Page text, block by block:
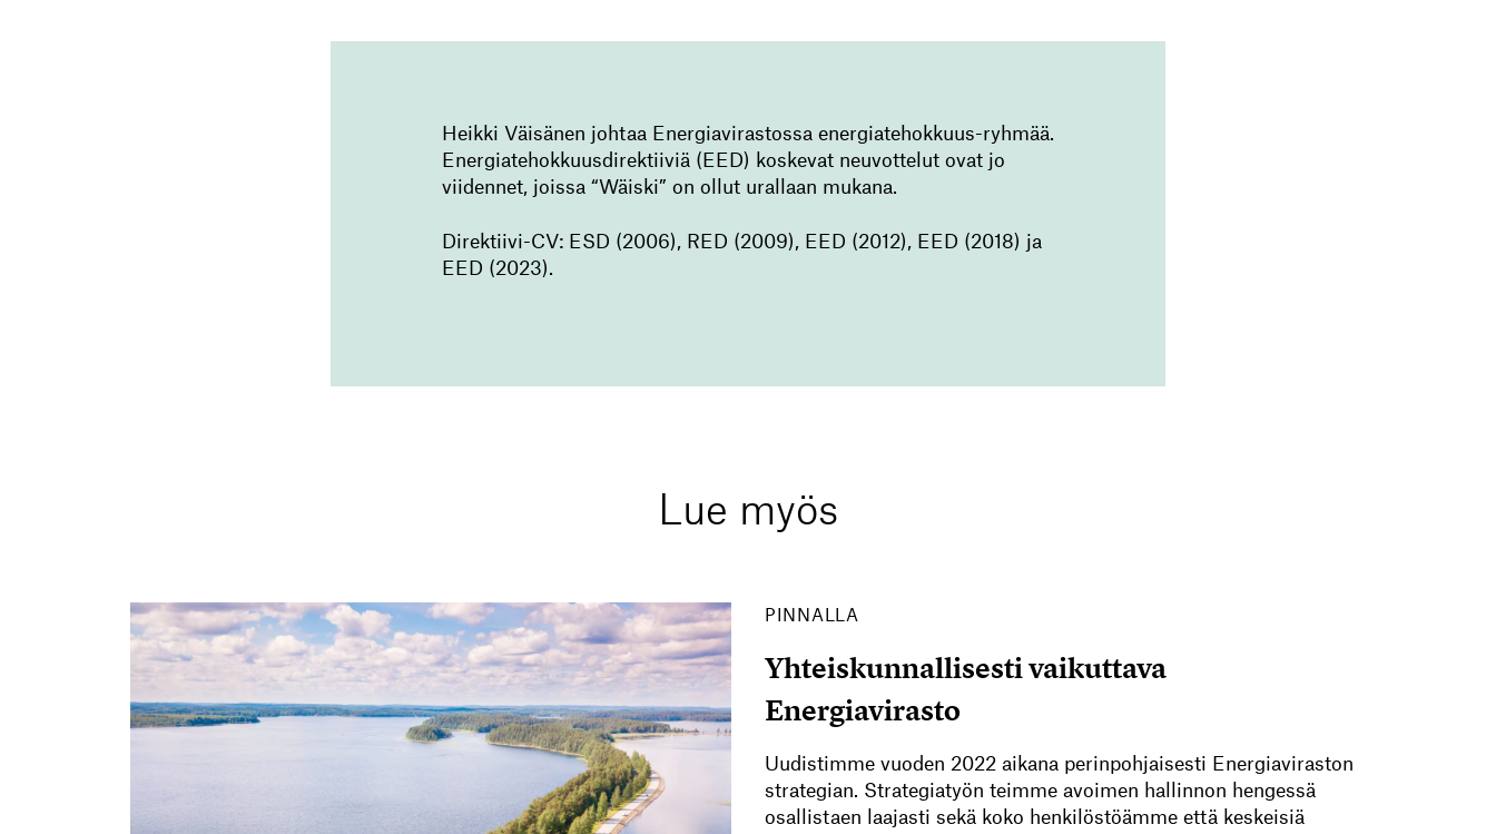
Heikki Väisänen johtaa Energiavirastossa energiatehokkuus-ryhmää.
Energiatehokkuusdirektiiviä (EED) koskevat neuvottelut ovat jo
viidennet, joissa “Wäiski” on ollut urallaan mukana.
Direktiivi-CV: ESD (2006), RED (2009), EED (2012), EED (2018) ja
EED (2023).
Lue myös
PINNALLA
Yhteiskunnallisesti vaikuttava
Energiavirasto
Uudistimme vuoden 2022 aikana perinpohjaisesti Energiaviraston
strategian. Strategiatyön teimme avoimen hallinnon hengessä
osallistaen laajasti sekä koko henkilöstöämme että keskeisiä